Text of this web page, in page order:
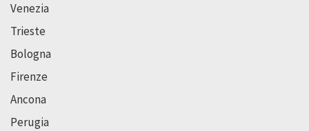
Venezia
Trieste
Bologna
Firenze
Ancona
Perugia